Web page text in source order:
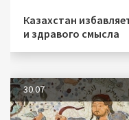
Казахстан
и здравого смысла
30.07